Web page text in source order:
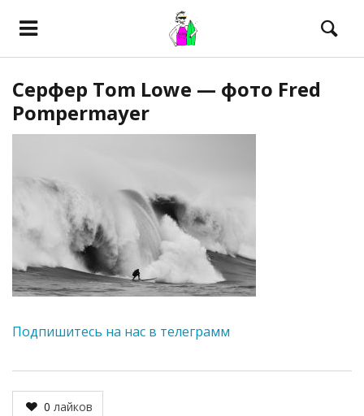
Серфер Tom Lowe — фото Fred
Pompermayer
Подпишитесь на нас в телеграмм
0 лайков